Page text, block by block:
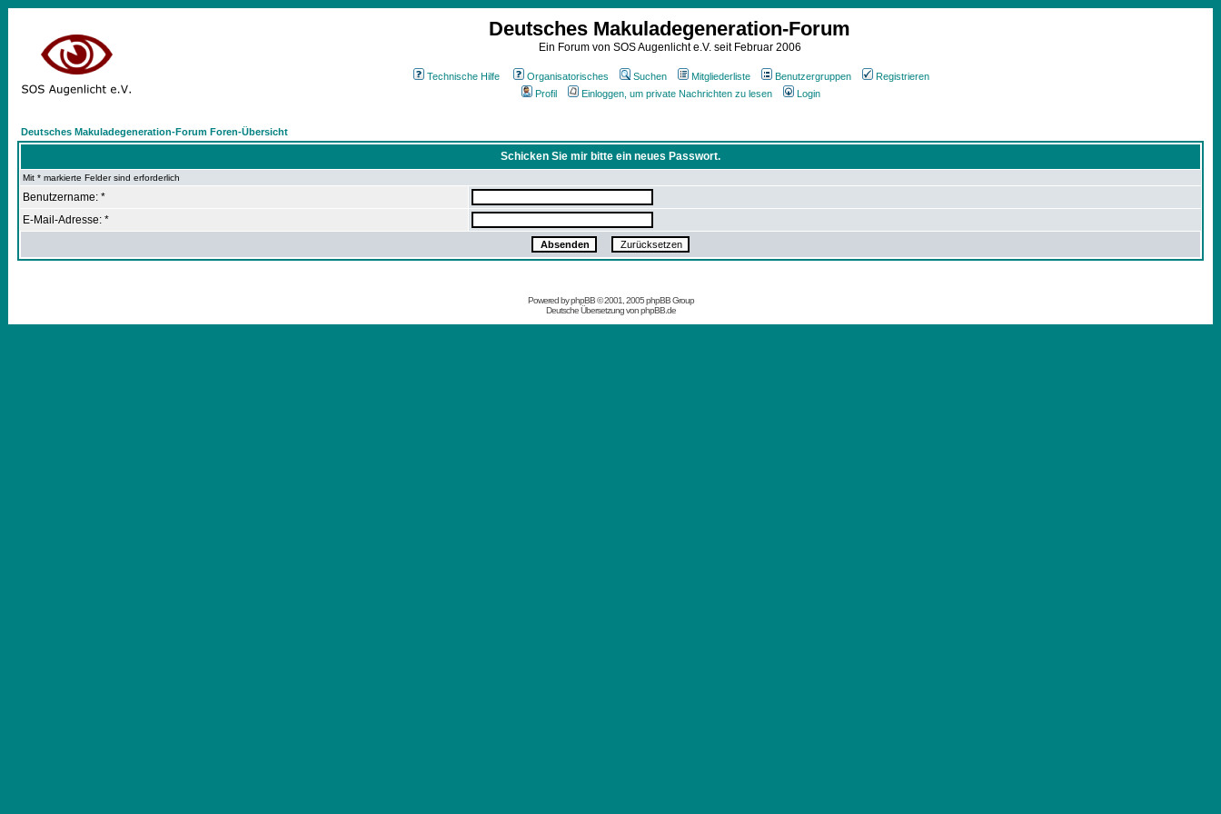
Deutsches Makuladegeneration-Forum
Ein Forum von SOS Augenlicht e.V. seit Februar 2006
Technische Hilfe Organisatorisches Suchen Mitgliederliste Benutzergruppen
Registrieren
Profil
Einloggen, um private Nachrichten zu lesen Login
Deutsches Makuladegeneration-Forum Foren-Übersicht
Schicken Sie mir bitte ein neues Passwort.
Mit * markierte Felder sind erforderlich
Benutzername: *
E-Mail-Adresse: *
Powered byphpBB© 2001, 2005 phpBB Group
Deutsche Übersetzung vonphpBB.de